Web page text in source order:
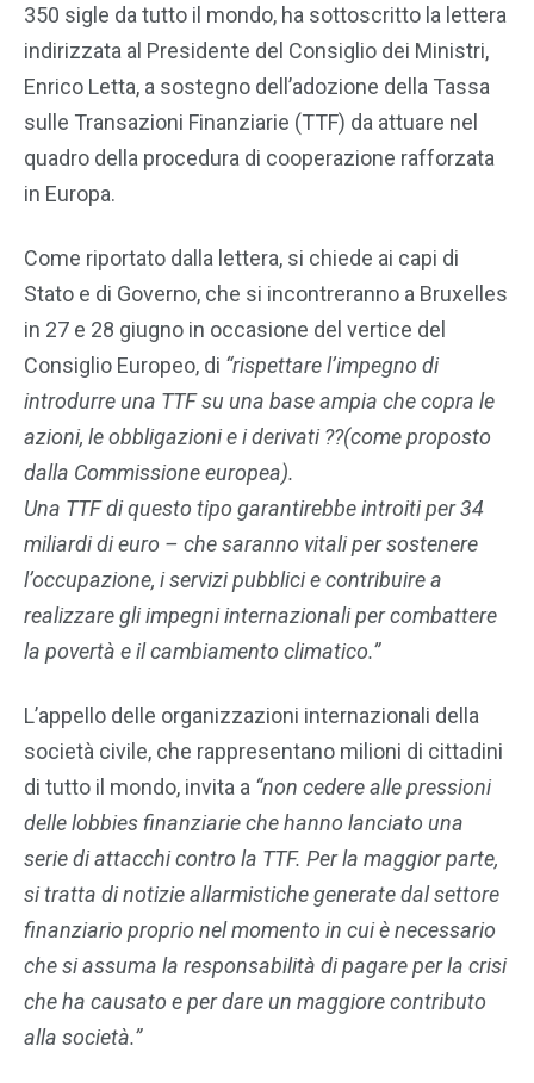
350 sigle da tutto il mondo, ha sottoscritto la lettera
indirizzata al Presidente del Consiglio dei Ministri,
Enrico Letta, a sostegno dell’adozione della Tassa
sulle Transazioni Finanziarie (TTF) da attuare nel
quadro della procedura di cooperazione rafforzata
in Europa.
Come riportato dalla lettera, si chiede ai capi di
Stato e di Governo, che si incontreranno a Bruxelles
in 27 e 28 giugno in occasione del vertice del
Consiglio Europeo, di “rispettare l’impegno di
introdurre una TTF su una base ampia che copra le
azioni, le obbligazioni e i derivati ??(come proposto
dalla Commissione europea).
Una TTF di questo tipo garantirebbe introiti per 34
miliardi di euro – che saranno vitali per sostenere
l’occupazione, i servizi pubblici e contribuire a
realizzare gli impegni internazionali per combattere
la povertà e il cambiamento climatico.”
L’appello delle organizzazioni internazionali della
società civile, che rappresentano milioni di cittadini
di tutto il mondo, invita a “non cedere alle pressioni
delle lobbies finanziarie che hanno lanciato una
serie di attacchi contro la TTF. Per la maggior parte,
si tratta di notizie allarmistiche generate dal settore
finanziario proprio nel momento in cui è necessario
che si assuma la responsabilità di pagare per la crisi
che ha causato e per dare un maggiore contributo
alla società.”